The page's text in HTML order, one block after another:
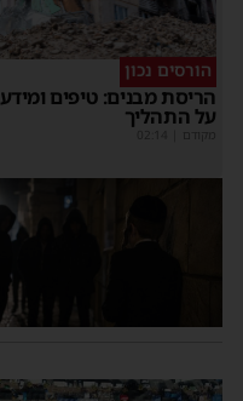
הורסים נכון
הריסת מבנים: טיפים ומידע
על התהליך
מקודם